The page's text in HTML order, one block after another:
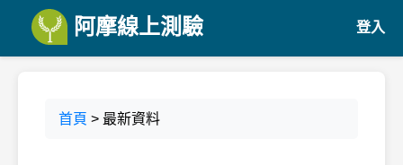
阿摩線上測驗 登入
首頁 > 最新資料